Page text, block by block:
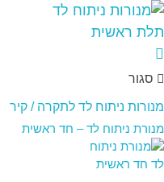
בְּאֲתָר
זֶה
מֻפְעֶלֶת
"נָגִישׁ
בִּקְלִיק"
הַמְּסַיַּעַת
לִנְגִישׁוּת
הָאֲתָר.
סגור
מנורות ניתוח לד לתקרה / קיר
מנורת ניתוח לד – חד ראשית